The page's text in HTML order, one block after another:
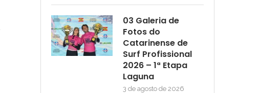
03 Galeria de
Fotos do
Catarinense de
Surf Profissional
2026 – 1ª Etapa
Laguna
3 de agosto de 2026